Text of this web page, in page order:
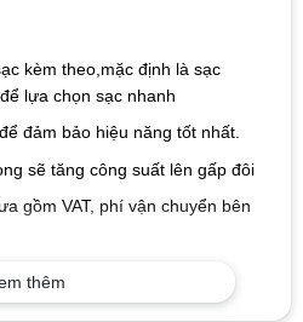
kèm theo,mặc định là sạc
lựa chọn sạc nhanh
đảm bảo hiệu năng tốt nhất.
sẽ tăng công suất lên gấp đôi
gồm VAT, phí vận chuyển bên
thêm